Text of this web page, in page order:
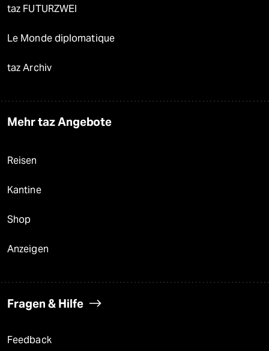
taz FUTURZWEI
Le Monde diplomatique
taz Archiv
Mehr taz Angebote
Reisen
Kantine
Shop
Anzeigen
Fragen & Hilfe
Feedback